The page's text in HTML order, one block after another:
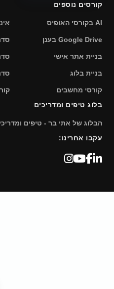
קורסים נוספים
Google Drive בענן
בניית אתר אישי
בניית בלוג
קורסי מחשבים
בלוג טיפים ומדריכים
הבלוג של אתי בר - טיפים
עקבו אחרינו: